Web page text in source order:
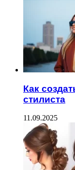
Как
стилиста
11.09.2025